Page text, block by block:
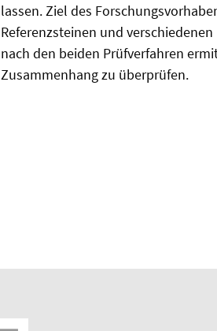
lassen. Ziel des
Referenzsteinen und
nach den beiden Prüfverfahren
Zusammenhang zu überprüfen.